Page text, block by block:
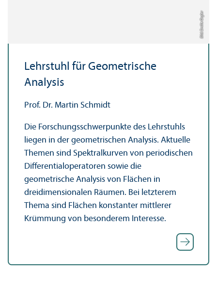
Bild: Emilie Orgler
Lehr­stuhl für Geometrische
Analysis
Prof. Dr. Martin Schmidt
Die Forschungs­schwerpunkte des Lehr­stuhls
liegen in der geometrischen Analysis. Aktuelle
Themen sind Spektralkurven von periodischen
Differentialoperatoren sowie die
geometrische Analysis von Flächen in
dreidimensionalen Räumen. Bei letzterem
Thema sind Flächen konstanter mittlerer
Krümmung von besonderem Interesse.